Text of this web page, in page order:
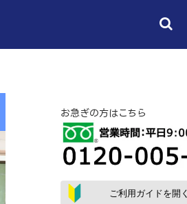
お急ぎの方はこちら
ご利用ガイドを開く